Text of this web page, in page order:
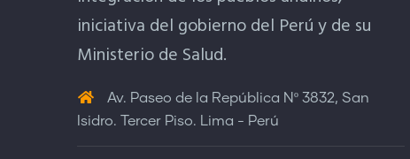
iniciativa del gobierno del Perú y de su
Ministerio de Salud.
Av. Paseo de la República Nº 3832, San
Isidro. Tercer Piso. Lima - Perú